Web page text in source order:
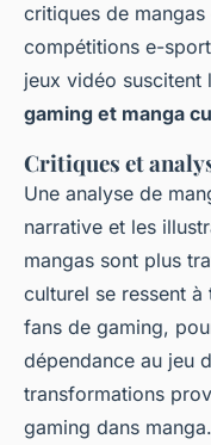
critiques de
compétitions e-
jeux vidéo suscitent
gaming et manga
Critiques et
Une analyse de
narrative et les
mangas sont plus
culturel se ressent
fans de gaming,
dépendance au jeu
transformations
gaming dans